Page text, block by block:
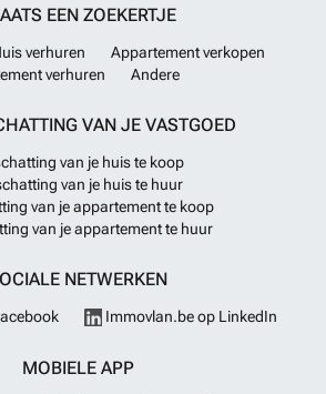
EEN ZOEKERTJE
verhuren
Appartement verkopen
verhuren
Andere
VAN JE VASTGOED
van je huis te koop
van je huis te huur
van je appartement te koop
van je appartement te huur
NETWERKEN
Immovlan.be op LinkedIn
MOBIELE APP